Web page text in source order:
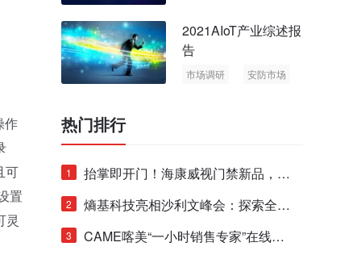
作
可
置
灵
2021AIoT产业综述报
告
市场调研
安防市场
热门排行
1
抬掌即开门！海康威视门禁新品，不
止认人脸，更认"掌"中静脉！
2
熵基科技亮相沙利文峰会：探索全栈
脑机技术商业化生态新路径
3
CAME喀美“一小时销售专家”在线赋